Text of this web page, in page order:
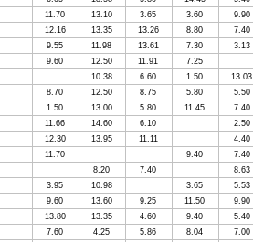
11.70 13.10 3.65 3.60
9.90
12.16 13.35 13.26 8.80
7.40
9.55 11.98 13.61 7.30
3.13
9.60 12.50 11.91
7.25
10.38 6.60 1.50
13.03
8.70 12.50 8.75 5.80
5.50
1.50 13.00 5.80 11.45
7.40
11.66 14.60 6.10
2.50
12.30 13.95 11.11
4.40
11.70 9.40
7.40
8.20 7.40
8.63
3.95 10.98 3.65
5.53
9.60 13.60 9.25 11.50
9.90
13.80 13.35 4.60 9.40
5.40
7.60 4.25 5.86 8.04
7.00